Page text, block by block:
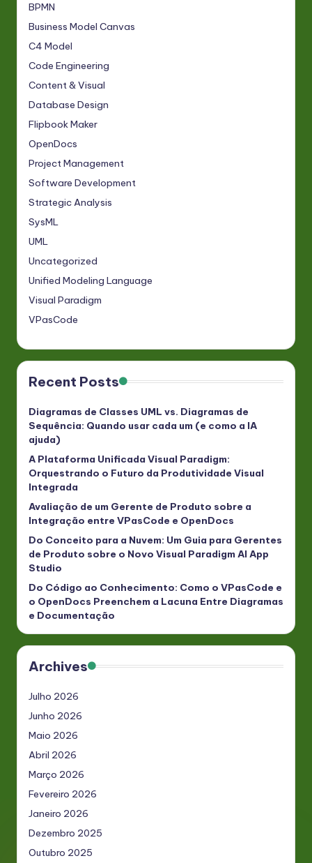
BPMN
Business Model Canvas
C4 Model
Code Engineering
Content & Visual
Database Design
Flipbook Maker
OpenDocs
Project Management
Software Development
Strategic Analysis
SysML
UML
Uncategorized
Unified Modeling Language
Visual Paradigm
VPasCode
Recent Posts
Diagramas de Classes UML vs. Diagramas de
Sequência: Quando usar cada um (e como a IA
ajuda)
A Plataforma Unificada Visual Paradigm:
Orquestrando o Futuro da Produtividade Visual
Integrada
Avaliação de um Gerente de Produto sobre a
Integração entre VPasCode e OpenDocs
Do Conceito para a Nuvem: Um Guia para Gerentes
de Produto sobre o Novo Visual Paradigm AI App
Studio
Do Código ao Conhecimento: Como o VPasCode e
o OpenDocs Preenchem a Lacuna Entre Diagramas
e Documentação
Archives
Julho 2026
Junho 2026
Maio 2026
Abril 2026
Março 2026
Fevereiro 2026
Janeiro 2026
Dezembro 2025
Outubro 2025